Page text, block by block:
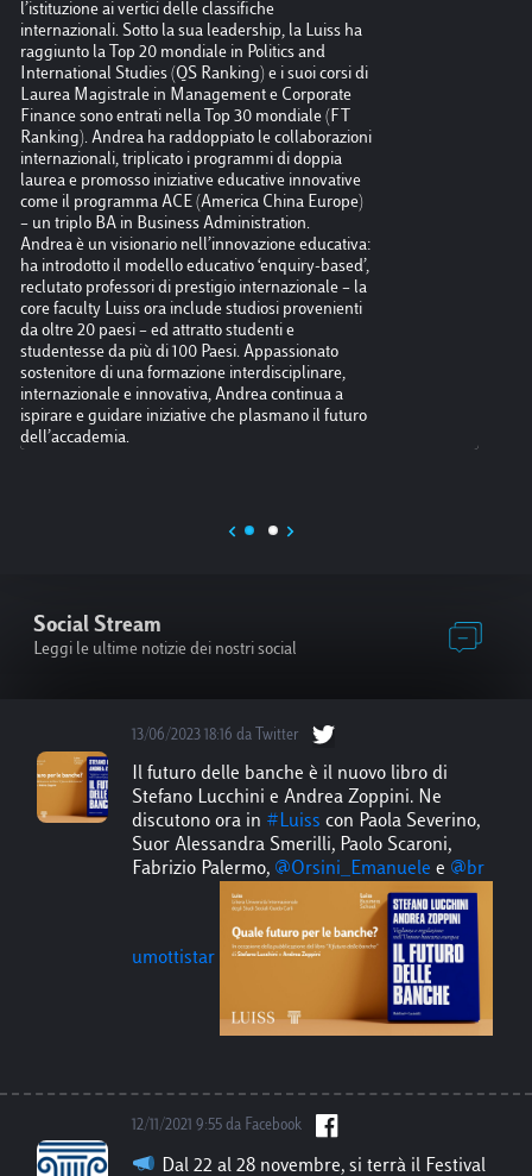
Social Stream
Leggi le ultime notizie dei nostri social
13/06/2023 18:16 da Twitter
Il futuro delle banche è il nuovo libro di
Stefano Lucchini e Andrea Zoppini. Ne
discutono ora in #Luiss con Paola Severino,
Suor Alessandra Smerilli, Paolo Scaroni,
Fabrizio Palermo, @Orsini_Emanuele e @br
umottistar
12/11/2021 9:55 da Facebook
Dal 22 al 28 novembre, si terrà il Festival
l’istituzione ai vertici delle classifiche
internazionali. Sotto la sua leadership, la Luiss ha
raggiunto la Top 20 mondiale in Politics and
International Studies (QS Ranking) e i suoi corsi di
Laurea Magistrale in Management e Corporate
Finance sono entrati nella Top 30 mondiale (FT
Ranking). Andrea ha raddoppiato le collaborazioni
internazionali, triplicato i programmi di doppia
laurea e promosso iniziative educative innovative
come il programma ACE (America China Europe)
– un triplo BA in Business Administration.
Andrea è un visionario nell’innovazione educativa:
ha introdotto il modello educativo ‘enquiry-based’,
reclutato professori di prestigio internazionale – la
core faculty Luiss ora include studiosi provenienti
da oltre 20 paesi – ed attratto studenti e
studentesse da più di 100 Paesi. Appassionato
sostenitore di una formazione interdisciplinare,
internazionale e innovativa, Andrea continua a
ispirare e guidare iniziative che plasmano il futuro
dell’accademia.